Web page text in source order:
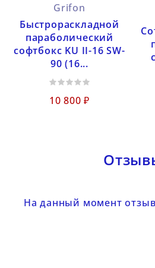
Grifon
Быстрораскладной
параболический
софтбокс KU II-16 SW-
90 (16...
10 800 ₽
На данный момент